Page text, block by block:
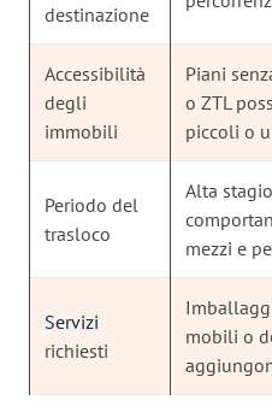
destinazione
Accessibilità
degli
immobili
Piani
o ZTL
piccoli o
Periodo del
trasloco
Alta
mezzi e
Servizi
richiesti
mobili o